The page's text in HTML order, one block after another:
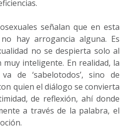
señalan que en esta
hay arrogancia alguna. Es
no se despierta solo al
inteligente. En realidad, la
de ‘sabelotodos’, sino de
quien el diálogo se convierta
de reflexión, ahí donde
a través de la palabra, el